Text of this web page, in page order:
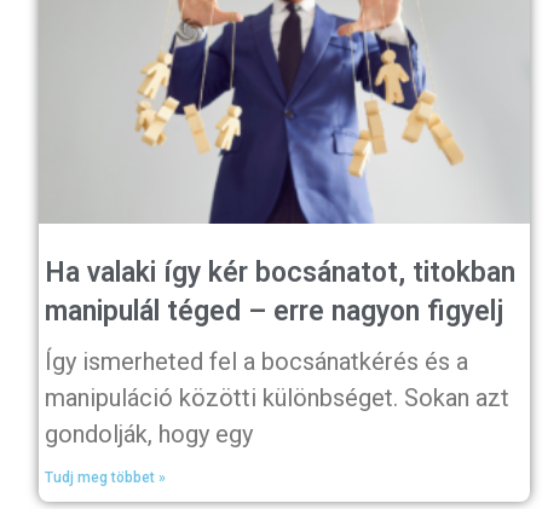
Ha valaki így kér bocsánatot, titokban
manipulál téged – erre nagyon figyelj
Így ismerheted fel a bocsánatkérés és a
manipuláció közötti különbséget. Sokan azt
gondolják, hogy egy
Tudj meg többet »